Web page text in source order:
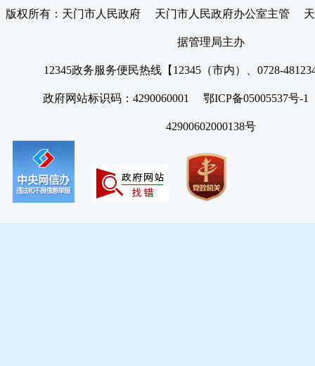
版权所有：天门市人民政府 天门市人民政府办公室主管 天
据管理局主办
12345政务服务便民热线【12345（市内）、0728-
政府网站标识码：4290060001 鄂ICP备05005537号
42900602000138号